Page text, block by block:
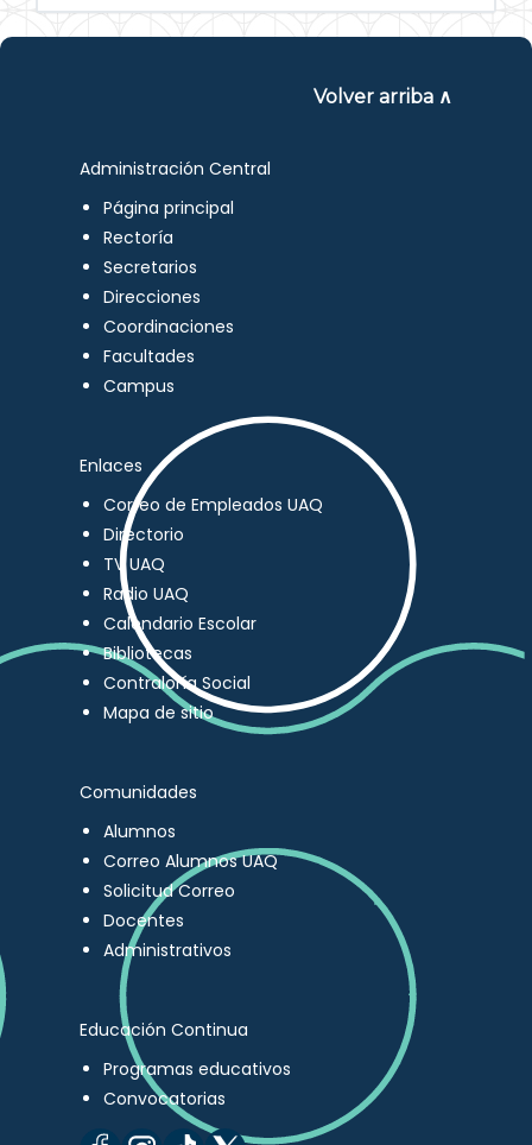
Volver arriba ∧
Administración Central
Página principal
Rectoría
Secretarios
Direcciones
Coordinaciones
Facultades
Campus
Enlaces
Correo de Empleados UAQ
Directorio
TV UAQ
Radio UAQ
Calendario Escolar
Bibliotecas
Contraloría Social
Mapa de sitio
Comunidades
Alumnos
Correo Alumnos UAQ
Solicitud Correo
Docentes
Administrativos
Educación Continua
Programas educativos
Convocatorias